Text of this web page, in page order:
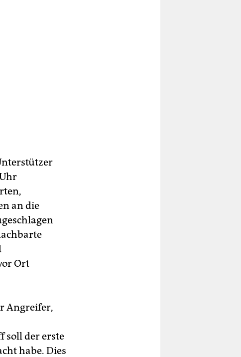
an die
Ort
Angreifer,
soll der erste
habe. Dies